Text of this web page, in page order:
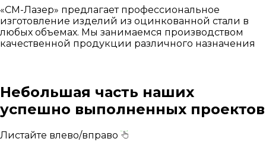
«СМ-Лазер» предлагает профессиональное
изготовление изделий из оцинкованной стали в
любых объемах. Мы занимаемся производством
качественной продукции различного назначения
Небольшая часть наших
успешно выполненных проектов
Листайте влево/вправо